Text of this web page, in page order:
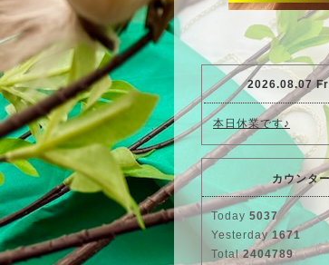
2026.08.07
本日休業です♪
カウンタ
Today 5037
Yesterday1671
Total2404789